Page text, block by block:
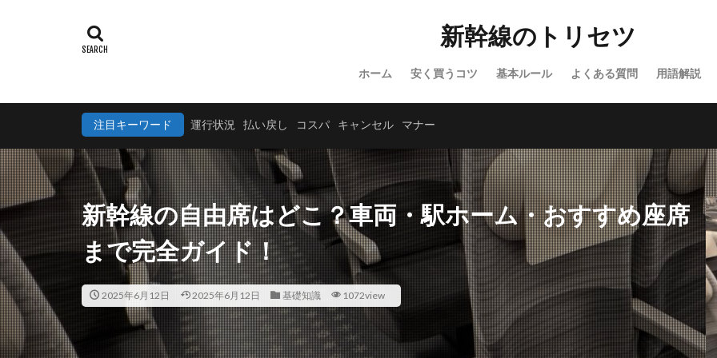
新幹線のトリセツ
ホーム 安く買うコツ 基本ルール よくある質問 用語解説
注目キーワード 運行状況 払い戻し コスパ キャンセル マナー
新幹線の自由席はどこ？車両・駅ホーム・おすすめ座席
まで完全ガイド！
2025年6月12日 2025年6月12日 基礎知識 1072view